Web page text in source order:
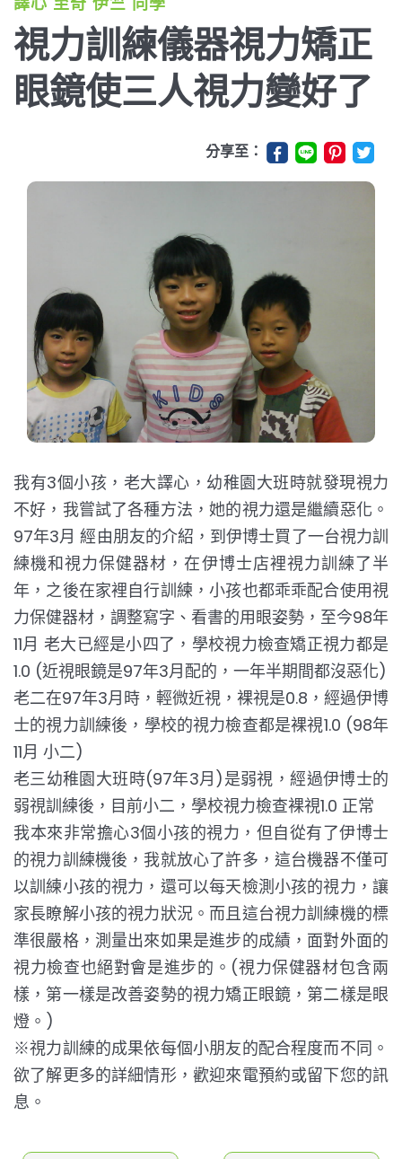
視力訓練儀器視力矯正
眼鏡使三人視力變好了
分享至：
我有3個小孩，老大譯心，幼稚園大班時就發現視力
不好，我嘗試了各種方法，她的視力還是繼續惡化。
97年3月 經由朋友的介紹，到伊博士買了一台視力訓
練機和視力保健器材，在伊博士店裡視力訓練了半
年，之後在家裡自行訓練，小孩也都乖乖配合使用視
力保健器材，調整寫字、看書的用眼姿勢，至今98年
11月 老大已經是小四了，學校視力檢查矯正視力都是
1.0 (近視眼鏡是97年3月配的，一年半期間都沒惡化)
老二在97年3月時，輕微近視，裸視是0.8，經過伊博
士的視力訓練後，學校的視力檢查都是裸視1.0 (98年
11月 小二)
老三幼稚園大班時(97年3月)是弱視，經過伊博士的
弱視訓練後，目前小二，學校視力檢查裸視1.0 正常
我本來非常擔心3個小孩的視力，但自從有了伊博士
的視力訓練機後，我就放心了許多，這台機器不僅可
以訓練小孩的視力，還可以每天檢測小孩的視力，讓
家長瞭解小孩的視力狀況。而且這台視力訓練機的標
準很嚴格，測量出來如果是進步的成績，面對外面的
視力檢查也絕對會是進步的。(視力保健器材包含兩
樣，第一樣是改善姿勢的視力矯正眼鏡，第二樣是眼
燈。)
※視力訓練的成果依每個小朋友的配合程度而不同。
欲了解更多的詳細情形，歡迎來電預約或留下您的訊
息。